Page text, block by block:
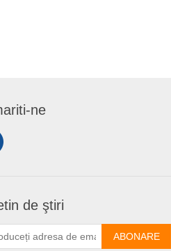
ne
de ştiri
ABONARE